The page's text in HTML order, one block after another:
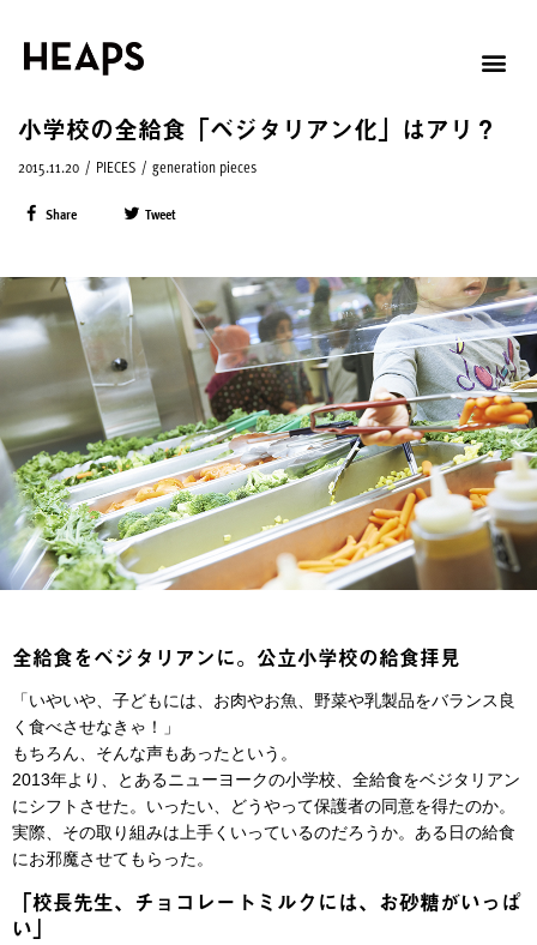
小学校の全給食「ベジタリアン化」はアリ？
2015.11.20 / PIECES / generation pieces
Share Tweet
全給食をベジタリアンに。公立小学校の給食拝見
「いやいや、子どもには、お肉やお魚、野菜や乳製品をバランス良
く食べさせなきゃ！」
もちろん、そんな声もあったという。
2013年より、とあるニューヨークの小学校、全給食をベジタリアン
にシフトさせた。いったい、どうやって保護者の同意を得たのか。
実際、その取り組みは上手くいっているのだろうか。ある日の給食
にお邪魔させてもらった。
「校長先生、チョコレートミルクには、お砂糖がいっぱ
い」